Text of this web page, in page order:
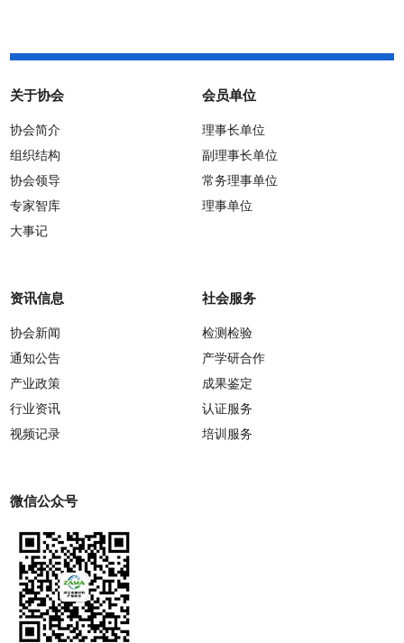
关于协会
协会简介
组织结构
协会领导
专家智库
大事记
会员单位
理事长单位
副理事长单位
常务理事单位
理事单位
资讯信息
协会新闻
通知公告
产业政策
行业资讯
视频记录
社会服务
检测检验
产学研合作
成果鉴定
认证服务
培训服务
微信公众号